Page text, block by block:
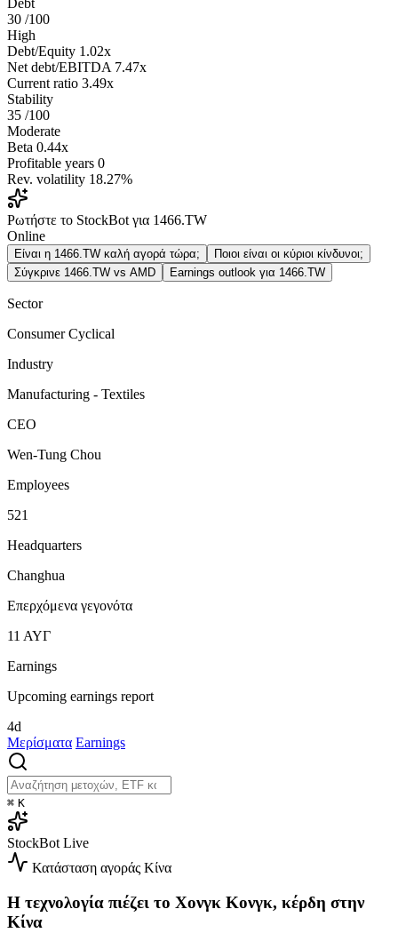
Debt
30 /100
High
Debt/Equity 1.02x
Net debt/EBITDA 7.47x
Current ratio 3.49x
Stability
35 /100
Moderate
Beta 0.44x
Profitable years 0
Rev. volatility 18.27%
Ρωτήστε το StockBot για 1466.TW
Online
Είναι η 1466.TW καλή αγορά τώρα;
Ποιοι είναι οι κύριοι κίνδυνοι;
Σύγκρινε 1466.TW vs AMD
Earnings outlook για 1466.TW
Sector
Consumer Cyclical
Industry
Manufacturing - Textiles
CEO
Wen-Tung Chou
Employees
521
Headquarters
Changhua
Επερχόμενα γεγονότα
11 ΑΥΓ
Earnings
Upcoming earnings report
4d
Μερίσματα Earnings
⌘ K
StockBot Live
Κατάσταση αγοράς Κίνα
Η τεχνολογία πιέζει το Χονγκ Κονγκ, κέρδη στην
Κίνα